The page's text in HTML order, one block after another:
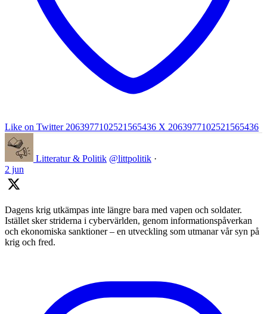
Like on Twitter 2063977102521565436 X 2063977102521565436
Litteratur & Politik @littpolitik ·
2 jun
Dagens krig utkämpas inte längre bara med vapen och soldater.
Istället sker striderna i cybervärlden, genom informationspåverkan
och ekonomiska sanktioner – en utveckling som utmanar vår syn på
krig och fred.